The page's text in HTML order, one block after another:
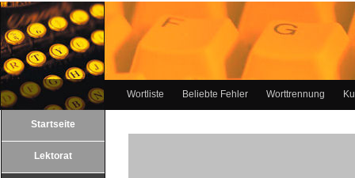
Wortliste Beliebte Fehler Worttrennung
Startseite
Lektorat